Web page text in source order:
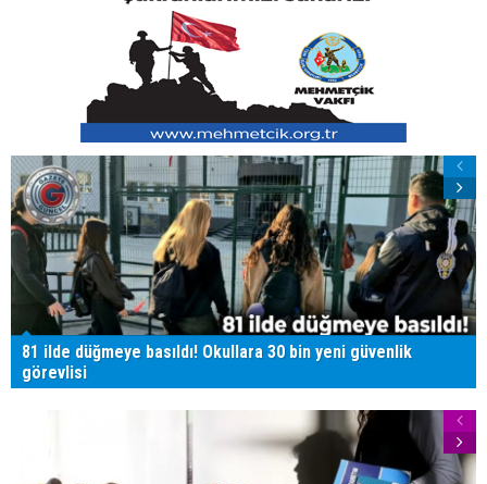
81 ilde düğmeye basıldı! Okullara 30 bin yeni güvenlik
görevlisi